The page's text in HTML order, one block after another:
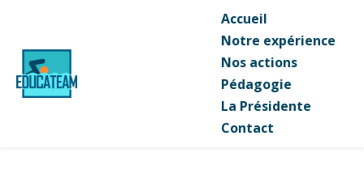
Accueil
Notre expérience
Nos actions
Pédagogie
La Présidente
Contact